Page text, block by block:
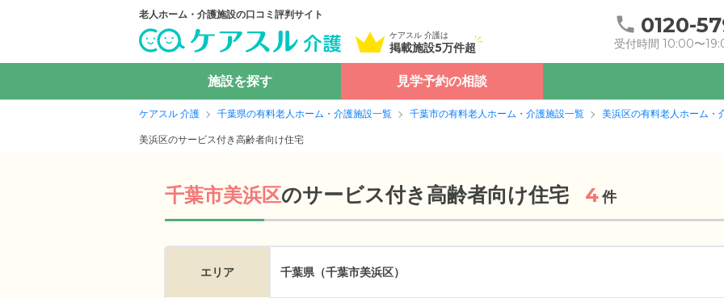
老人ホーム・介護施設の口コミ評判サイト
ケアスル 介護は
掲載施設5万件超
0120-
受付時間 10:00〜
施設を探す 見学予約の相談
ケアスル 介護 千葉県の有料老人ホーム・介護施設一覧 千葉市の有料老人ホーム・介護施設一覧 美浜区の有料老人ホーム・
美浜区のサービス付き高齢者向け住宅
千葉市美浜区のサービス付き高齢者向け住宅 4件
エリア 千葉県（千葉市美浜区）